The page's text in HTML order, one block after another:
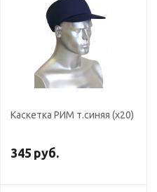
Каскетка РИМ т.синяя (х20)
345 руб.